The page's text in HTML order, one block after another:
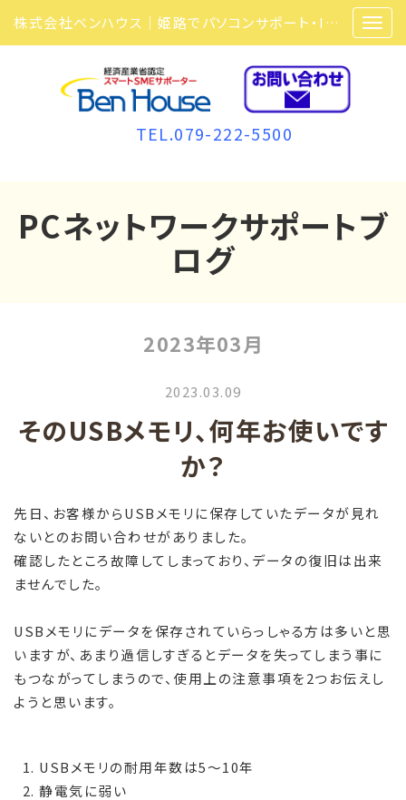
株式会社ベンハウス｜姫路でパソコンサポート・ITサポート・ITセキュリティ・複合機・ビジネスフォンなら弊社にお任せ
TEL.079-222-5500
PCネットワークサポートブ
ログ
2023年03月
2023.03.09
そのUSBメモリ、何年お使いです
か？
先日、お客様からUSBメモリに保存していたデータが見れ
ないとのお問い合わせがありました。
確認したところ故障してしまっており、データの復旧は出来
ませんでした。
USBメモリにデータを保存されていらっしゃる方は多いと思
いますが、あまり過信しすぎるとデータを失ってしまう事に
もつながってしまうので、使用上の注意事項を2つお伝えし
ようと思います。
USBメモリの耐用年数は5〜10年
静電気に弱い